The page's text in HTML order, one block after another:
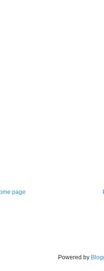
page
Powered by